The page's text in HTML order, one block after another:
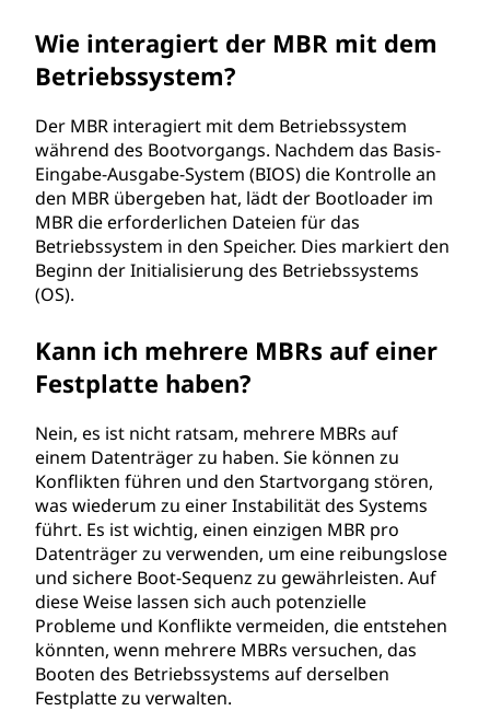
Wie interagiert der MBR mit dem
Betriebssystem?
Der MBR interagiert mit dem Betriebssystem
während des Bootvorgangs. Nachdem das Basis-
Eingabe-Ausgabe-System (BIOS) die Kontrolle an
den MBR übergeben hat, lädt der Bootloader im
MBR die erforderlichen Dateien für das
Betriebssystem in den Speicher. Dies markiert den
Beginn der Initialisierung des Betriebssystems
(OS).
Kann ich mehrere MBRs auf einer
Festplatte haben?
Nein, es ist nicht ratsam, mehrere MBRs auf
einem Datenträger zu haben. Sie können zu
Konflikten führen und den Startvorgang stören,
was wiederum zu einer Instabilität des Systems
führt. Es ist wichtig, einen einzigen MBR pro
Datenträger zu verwenden, um eine reibungslose
und sichere Boot-Sequenz zu gewährleisten. Auf
diese Weise lassen sich auch potenzielle
Probleme und Konflikte vermeiden, die entstehen
könnten, wenn mehrere MBRs versuchen, das
Booten des Betriebssystems auf derselben
Festplatte zu verwalten.